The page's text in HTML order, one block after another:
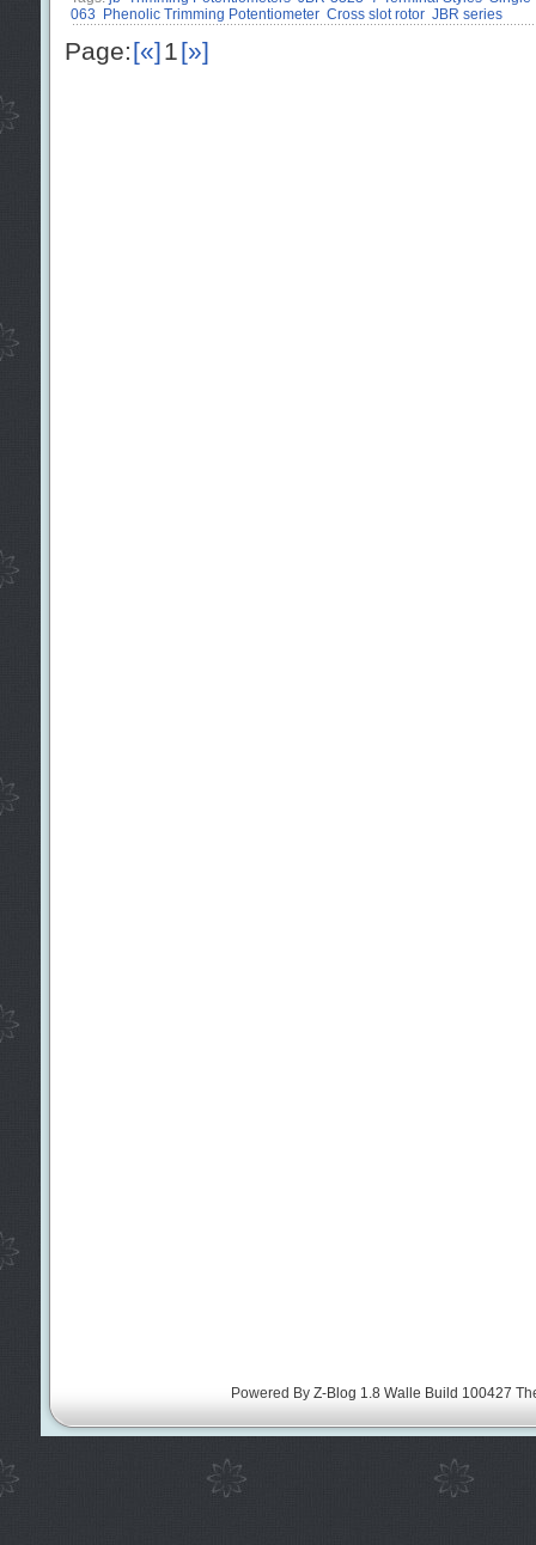
063
Phenolic Trimming Potentiometer Cross slot rotor JBR series
Page:[«]1[»]
Powered By Z-Blog 1.8 Walle Build 100427